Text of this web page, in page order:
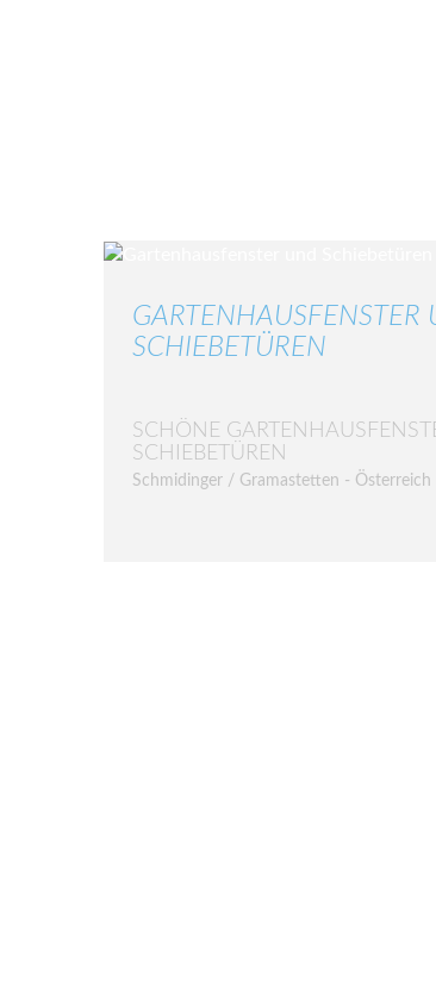
GARTENHAUSFENSTER
SCHIEBETÜREN
SCHÖNE
SCHIEBETÜREN
Schmidinger / Gramastetten - Österreich